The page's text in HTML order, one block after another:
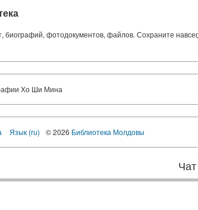
биографий, фотодокументов, файлов. Сохраните
Хо Ши Мина
Язык (ru) © 2026 Библиотека Молдовы